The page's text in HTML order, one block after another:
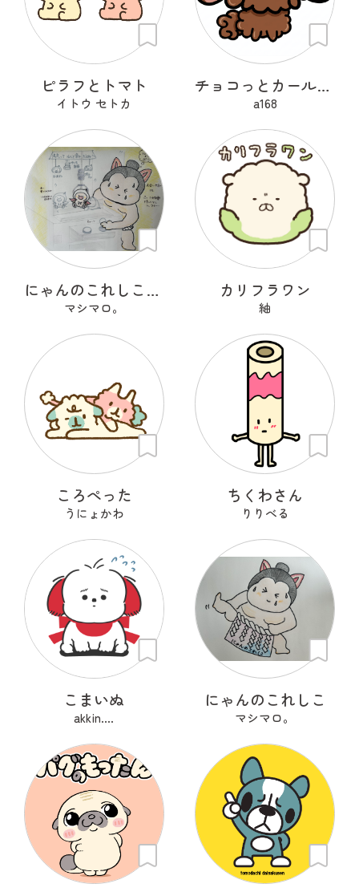
ピラフとトマト
イトウ セトカ
チョコっとカールちゃん
a168
にゃんのこれしこ ある日の夢 Ｎo.1
マシマロ。
カリフラワン
紬
ころぺった
うにょかわ
ちくわさん
りりべる
こまいぬ
akkin....
にゃんのこれしこ
マシマロ。